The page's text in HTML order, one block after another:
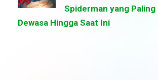
Spiderman yang Paling
Dewasa Hingga Saat Ini